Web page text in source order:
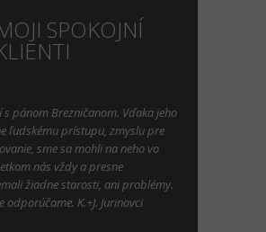
SPOKOJNÍ
pánom Brezničanom. Vďaka jeho
ľudskému prístupu, zmyslu pre
sme sa mohli na neho vo
nás vždy a presne
žiadne starosti, ani problémy.
odporúčame. K.+J. Jurinovci